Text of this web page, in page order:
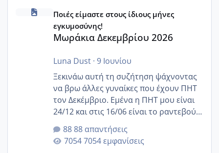
Μωράκια Δεκεμβρίου 2026
Ποιές είμαστε στους ίδιους μήνες
εγκυμοσύνης!
Μωράκια Δεκεμβρίου 2026
Luna Dust· 9 Ιουνίου
Ξεκινάω αυτή τη συζήτηση ψάχνοντας
να βρω άλλες γυναίκες που έχουν ΠΗΤ
τον Δεκέμβριο. Εμένα η ΠΗΤ μου είναι
24/12 και στις 16/06 είναι το ραντεβού
της αυχενικής διαφάνειας. Έχω αρκετό
άγχος και οι μέρες δεν φαίνεται να
περνάνε με τίποτα.
88 απαντήσεις
7054 εμφανίσεις